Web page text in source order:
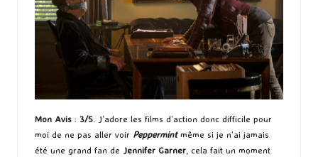
Mon Avis : 3/5 . J’adore les films d’action donc difficile pour
moi de ne pas aller voir Peppermint même si je n’ai jamais
été une grand fan de Jennifer Garner , cela fait un moment